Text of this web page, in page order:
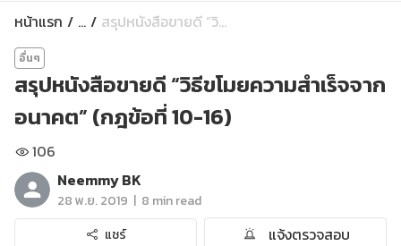
หน้าแรก ... สรุปหนังสือขายดี “วิ...
อื่นๆ
สรุปหนังสือขายดี “วิธีขโมยความสำเร็จจาก
อนาคต” (กฎข้อที่ 10-16)
106
Neemmy BK
28 พ.ย. 2019 | 8 min read
แชร์
แจ้งตรวจสอบ